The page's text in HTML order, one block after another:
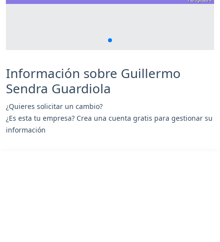
Información sobre Guillermo
Sendra Guardiola
¿Quieres solicitar un cambio?
¿Es esta tu empresa? Crea una cuenta gratis para gestionar su
información